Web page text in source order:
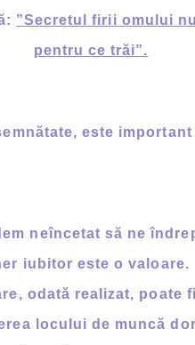
”Secretul firii omului
pentru ce trăi”.
este
neîncetat să ne
iubitor este o valoare.
odată realizat, poate
locului de muncă